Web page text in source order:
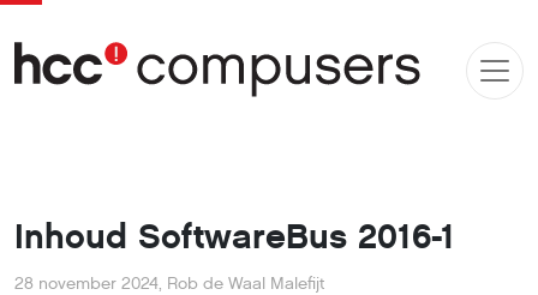
Inhoud SoftwareBus 2016-1
28 november 2024, Rob de Waal Malefijt